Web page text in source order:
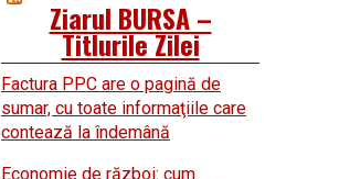
Ziarul BURSA –
Titlurile Zilei
Factura PPC are o pagină de
sumar, cu toate informaţiile care
contează la îndemână
Economie de război: cum